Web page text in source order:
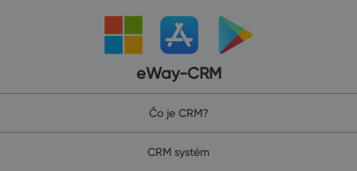
eWay-CRM
Čo je CRM?
CRM systém